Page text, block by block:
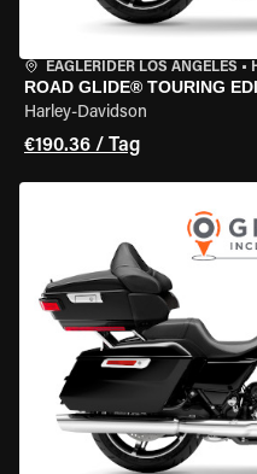
EAGLERIDER LOS ANGELES •
ROAD GLIDE® TOURING
Harley-Davidson
€190.36 / Tag